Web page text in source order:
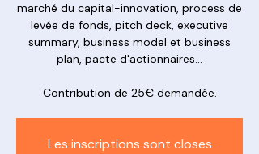
marché du capital-innovation, process de
levée de fonds, pitch deck, executive
summary, business model et business
plan, pacte d'actionnaires...
Contribution de 25€ demandée.
Les inscriptions sont closes